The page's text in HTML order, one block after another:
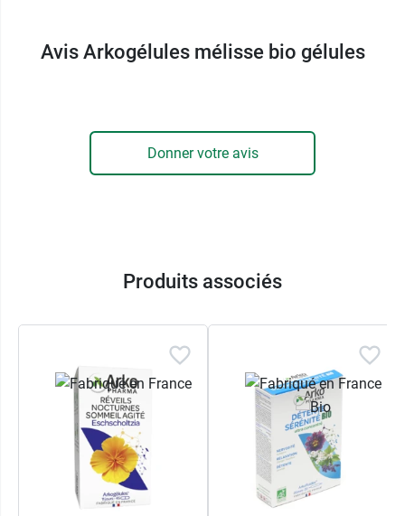
Gélules 100% végétales .
Certifié AB - Agriculture Biologique.
Certifié par FR-BIO-01 Agriculture UE/non-UE.
Conditionnement : boîte de 45 gélules (3 par
Arkogélules vous propose également le
millepertuis .
Avis Arkogélules mélisse bio gélules
Donner votre avis
Produits associés